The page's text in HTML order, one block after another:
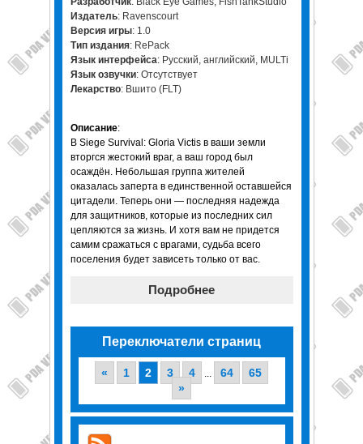
Издатель: Ravenscourt
Версия игры: 1.0
Тип издания: RePack
Язык интерфейса: Русский, английский, MULTi
Язык озвучки: Отсутствует
Лекарство: Вшито (FLT)
Описание:
В Siege Survival: Gloria Victis в ваши земли
вторгся жестокий враг, а ваш город был
осаждён. Небольшая группа жителей
оказалась заперта в единственной оставшейся
цитадели. Теперь они — последняя надежда
для защитников, которые из последних сил
цепляются за жизнь. И хотя вам не придется
самим сражаться с врагами, судьба всего
поселения будет зависеть только от вас.
Подробнее
Переключатели страниц
« 1 2 3 4 ... 64
65
»